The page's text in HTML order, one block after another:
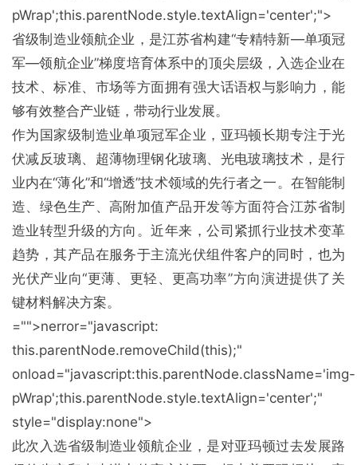
pWrap';this.parentNode.style.textAlign='center';">
省级制造业领航企业，是江苏省构建“专精特新—单项冠
军—领航企业”梯度培育体系中的顶尖层级，入选企业在
技术、标准、市场等方面拥有强大话语权与影响力，能
够有效整合产业链，带动行业发展。
作为国家级制造业单项冠军企业，亚玛顿长期专注于光
伏减反玻璃、超薄物理钢化玻璃、光电玻璃技术，是行
业内在“薄化”和“增透”技术领域的先行者之一。在智能制
造、绿色生产、高附加值产品开发等方面符合江苏省制
造业转型升级的方向。近年来，公司紧抓行业技术变革
趋势，其产品在服务于主流光伏组件客户的同时，也为
光伏产业向“更薄、更轻、更高功率”方向演进提供了关
键材料解决方案。
="">nerror="javascript:
this.parentNode.removeChild(this);"
onload="javascript:this.parentNode.className='img-
pWrap';this.parentNode.style.textAlign='center';"
style="display:none">
此次入选省级制造业领航企业，是对亚玛顿过去发展路